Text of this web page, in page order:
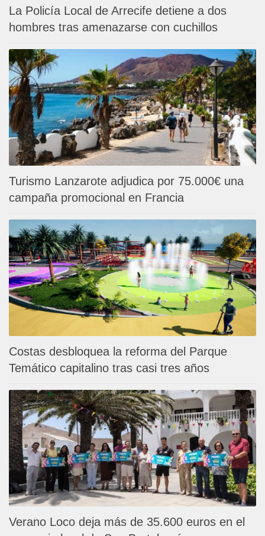
La Policía Local de Arrecife detiene a dos
hombres tras amenazarse con cuchillos
Turismo Lanzarote adjudica por 75.000€ una
campaña promocional en Francia
Costas desbloquea la reforma del Parque
Temático capitalino tras casi tres años
Verano Loco deja más de 35.600 euros en el